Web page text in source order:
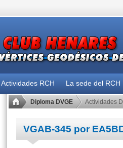
Actividades RCH La sede del RCH
Diploma DVGE Actividades
VGAB-345 por